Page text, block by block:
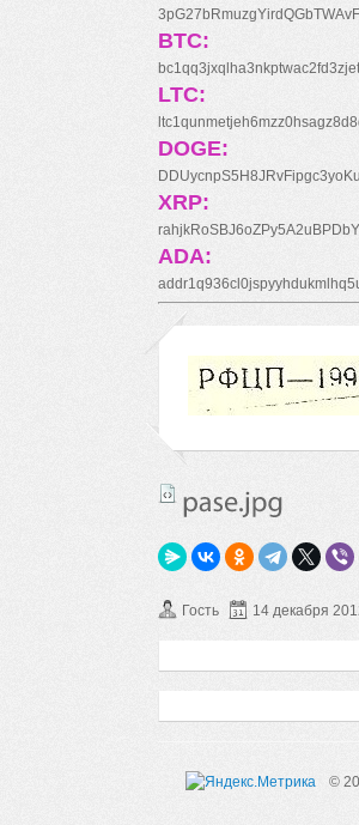
BTC:
LTC:
DOGE:
XRP:
ADA:
Гость 14 декабря
©